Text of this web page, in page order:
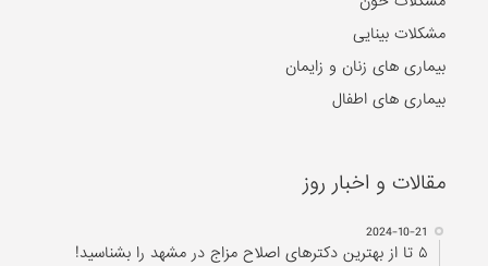
مشکلات بینایی
بیماری های زنان و زایمان
بیماری های اطفال
مقالات و اخبار روز
2024-10-21
۵ تا از بهترین دکتر‌های اصلاح مزاج در مشهد را بشناسید!